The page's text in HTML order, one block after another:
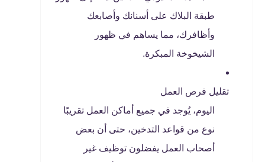
طبقة البلاك على أسنانك وأصابعك
وأظافرك، مما يساهم في ظهور
الشيخوخة المبكرة.
تقليل فرص العمل
اليوم، يُوجد في جميع أماكن العمل تقريبًا
نوع من قواعد التدخين، حتى أن بعض
أصحاب العمل يفضلون توظيف غير